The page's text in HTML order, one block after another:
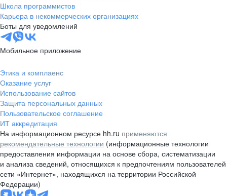
Школа программистов
Карьера в некоммерческих организациях
Боты для уведомлений
Мобильное приложение
Этика и комплаенс
Оказание услуг
Использование сайтов
Защита персональных данных
Пользовательское соглашение
ИТ аккредитация
На информационном ресурсе hh.ru применяются
рекомендательные технологии (информационные технологии
предоставления информации на основе сбора, систематизации
и анализа сведений, относящихся к предпочтениям пользователей
сети «Интернет», находящихся на территории Российской
Федерации)